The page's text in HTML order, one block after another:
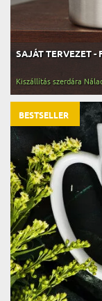
SAJÁT TERVEZET -
Kiszállítás szerdára
BESTSELLER